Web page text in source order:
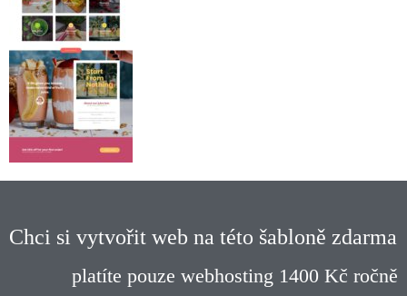
Chci si vytvořit web na této šabloně zdarma
platíte pouze webhosting 1400 Kč ročně